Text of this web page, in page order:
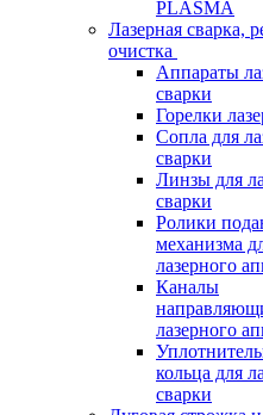
PLASMA
Лазерная сварка,
очистка
Аппараты
сварки
Горелки
Сопла для
сварки
Линзы для
сварки
Ролики
механизма
лазерного
Каналы
лазерного
кольца для
сварки